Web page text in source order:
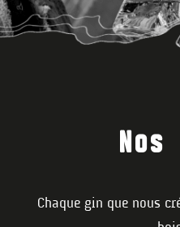
Chaque gin que nous